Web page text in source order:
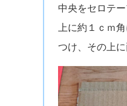
中央をセロテ
上に約１ｃｍ
つけ、その上に